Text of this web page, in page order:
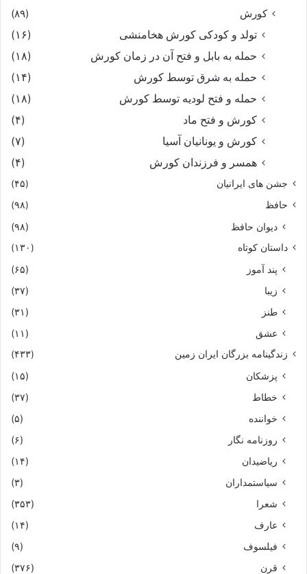
کورش
(۸۹)
تولد و کودکی کورش هخامنشی
(۱۶)
حمله به بابل و فتح آن در زمان کورش
(۱۸)
حمله به شرق توسط کورش
(۱۴)
حمله و فتح لودیه توسط کورش
(۱۸)
کورش و فتح ماد
(۴)
کورش و یونانیان آسیا
(۷)
همسر و فرزندان کورش
(۴)
جشن های ایرانیان
(۴۵)
حافظ
(۹۸)
دیوان حافظ (۹۸)
داستان کوتاه (۱۳۰)
پند آموز
(۶۵)
زیبا
(۳۷)
طنز
(۳۱)
عشق
(۱۱)
زندگینامه بزرگان ایران زمین (۴۳۳)
پزشکان
(۱۵)
خطاط
(۳۷)
خواننده
(۵)
روزنامه نگار
(۶)
ریاضیدان
(۱۴)
سیاستمداران
(۳)
شعرا
(۳۵۳)
عارف
(۱۴)
فیلسوف
(۹)
قرن
(۳۷۶)